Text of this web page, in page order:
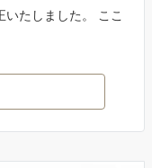
たしました。 ここ